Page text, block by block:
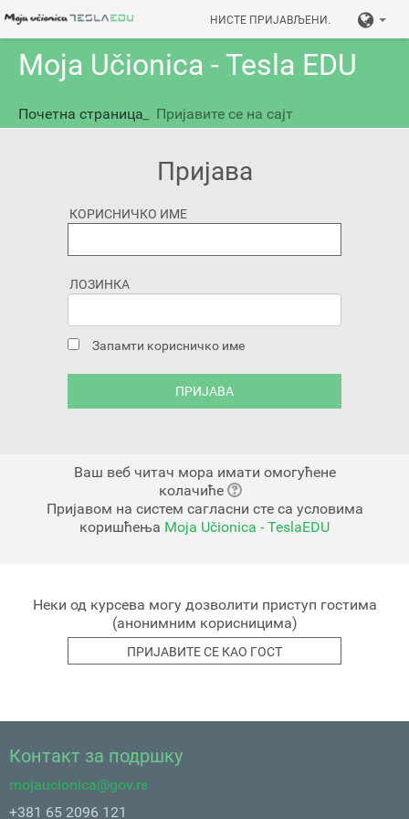
НИСТЕ ПРИЈАВЉЕНИ.
Moja Učionica - Tesla EDU
Почетна страница Пријавите се на сајт
Пријава
КОРИСНИЧКО ИМЕ
ЛОЗИНКА
Запамти корисничко име
Ваш веб читач мора имати омогућене
колачиће
Пријавом на систем сагласни сте са условима
коришћења Moja Učionica - TeslaEDU
Неки од курсева могу дозволити приступ гостима
(анонимним корисницима)
Контакт за подршку
mojaucionica@gov.rs
+381 65 2096 121